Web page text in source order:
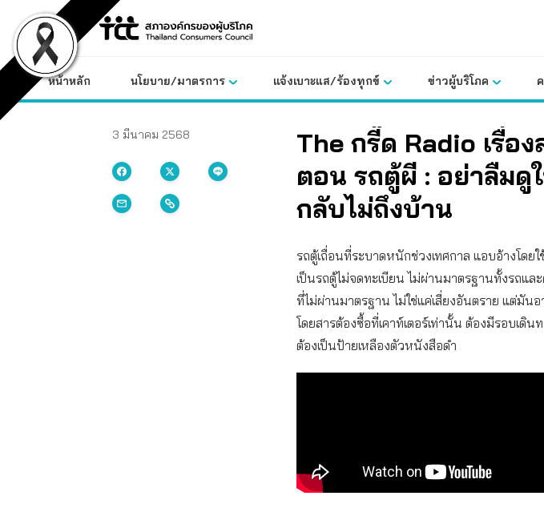
content
หน้าหลัก นโยบาย/มาตรการ แจ้งเบาะแส/ร้องทุกข์ ข่าวผู้บริโภค
3 มีนาคม 2568
The กรี๊ด Radio เรื่อ
ตอน รถตู้ผี : อย่าลืมดู
กลับไม่ถึงบ้าน
รถตู้เถื่อนที่ระบาดหนักช่วงเทศกาล แอบอ้างโด
เป็นรถตู้ไม่จดทะเบียน ไม่ผ่านมาตรฐานทั้งรถแ
ที่ไม่ผ่านมาตรฐาน ไม่ใช่แค่เสี่ยงอันตราย แต่มัน
โดยสารต้องซื้อที่เคาท์เตอร์เท่านั้น ต้องมีรอบเดิ
ต้องเป็นป้ายเหลืองตัวหนังสือดำ